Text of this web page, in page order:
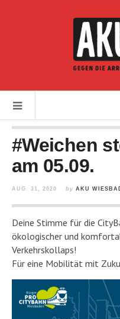
#Weichen
am 05.09.
AUG. 31, 2020 by AKU
Deine Stimme für die
ökologischer und
Verkehrskollaps!
Für eine Mobilität mit